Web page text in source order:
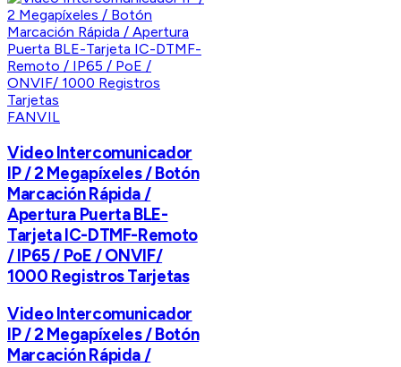
FANVIL
Video Intercomunicador
IP / 2 Megapíxeles / Botón
Marcación Rápida /
Apertura Puerta BLE-
Tarjeta IC-DTMF-Remoto
/ IP65 / PoE / ONVIF/
1000 Registros Tarjetas
Video Intercomunicador
IP / 2 Megapíxeles / Botón
Marcación Rápida /